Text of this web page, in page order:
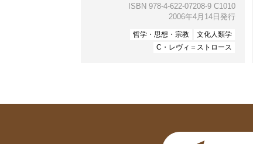
ISBN 978-4-622-07208-9 C1010
2006年4月14日発行
哲学・思想・宗教
文化人類学
C・レヴィ＝ストロース